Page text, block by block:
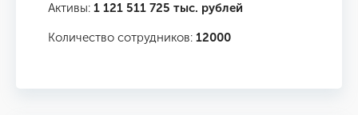
Активы: 1 121 511 725 тыс. рублей
Количество сотрудников: 12000